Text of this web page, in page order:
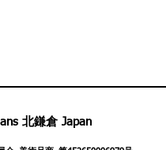
北鎌倉 Japan